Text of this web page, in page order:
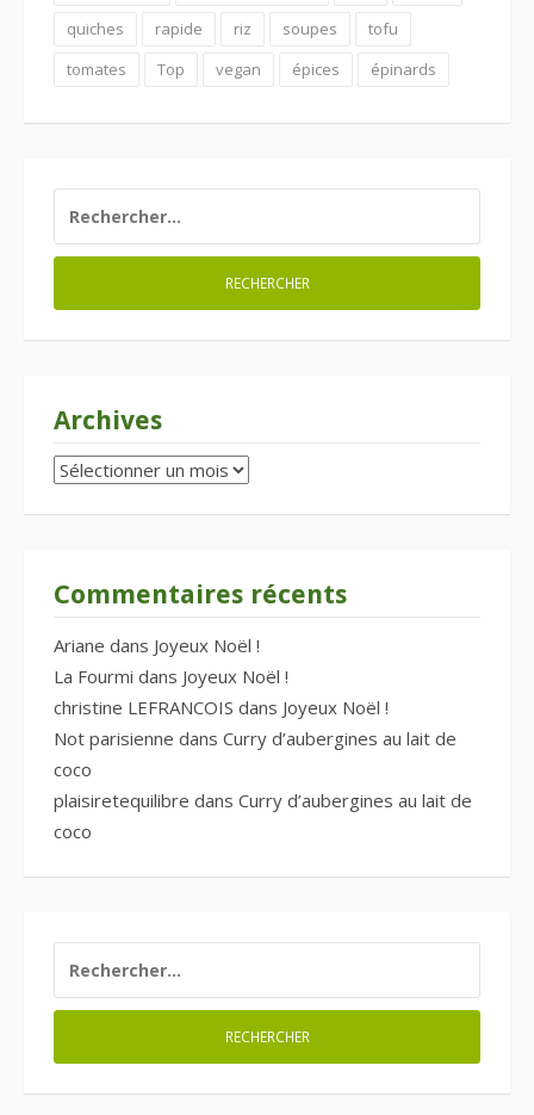
quiches
rapide riz soupes
tofu
tomates
Top vegan épices épinards
Archives
Archives
Commentaires récents
Ariane dans Joyeux Noël !
La Fourmi dans Joyeux Noël !
christine LEFRANCOIS dans Joyeux Noël !
Not parisienne dans Curry d’aubergines au lait de
coco
plaisiretequilibre dans Curry d’aubergines au lait de
coco